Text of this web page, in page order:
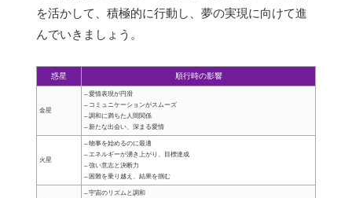
を活かして、積極的に行動し、夢の実現に向けて進
んでいきましょう。
惑星 順行時の影響
金星
– 愛情表現が円滑
– コミュニケーションがスムーズ
– 調和に満ちた人間関係
– 新たな出会い、深まる愛情
火星
– 物事を始めるのに最適
– エネルギーが湧き上がり、目標達成
– 強い意志と決断力
– 困難を乗り越え、結果を掴む
– 宇宙のリズムと調和